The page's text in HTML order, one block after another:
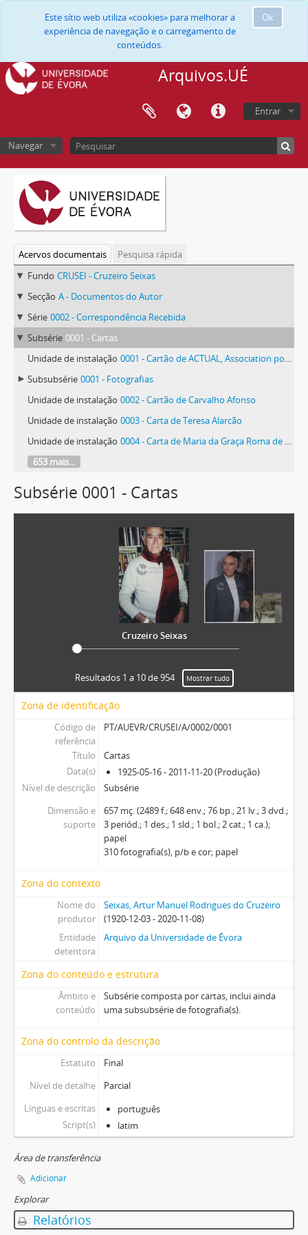
Ok
Este sítio web utiliza «cookies» para melhorar a
experiência de navegação e o carregamento de
conteúdos.
Arquivos.UÉ
Entrar
Navegar
Acervos documentais
Pesquisa rápida
Fundo CRUSEI - Cruzeiro Seixas
Secção A - Documentos do Autor
Série 0002 - Correspondência Recebida
Subsérie 0001 - Cartas
Unidade de instalação 0001 - Cartão de ACTUAL, Association pour la Culture, la Technologie, l'Urbanisme, les Arts et les Lettres
Subsubsérie 0001 - Fotografias
Unidade de instalação 0002 - Cartão de Carvalho Afonso
Unidade de instalação 0003 - Carta de Teresa Alarcão
Unidade de instalação 0004 - Carta de Maria da Graça Roma de Albuquerque
653 mais...
Subsérie 0001 - Cartas
Cruzeiro Seixas
Resultados 1 a 10 de 954 Mostrar tudo
Zona de identificação
Código de
referência
PT/AUEVR/CRUSEI/A/0002/0001
Título
Cartas
Data(s)
1925-05-16 - 2011-11-20 (Produção)
Nível de descrição
Subsérie
Dimensão e
suporte
657 mç. (2489 f.; 648 env.; 76 bp.; 21 lv.; 3 dvd.;
3 periód.; 1 des.; 1 sld.; 1 bol.; 2 cat.; 1 ca.);
papel
310 fotografia(s), p/b e cor; papel
Zona do contexto
Nome do
produtor
Seixas, Artur Manuel Rodrigues do Cruzeiro
(1920-12-03 - 2020-11-08)
Entidade
detentora
Arquivo da Universidade de Évora
Zona do conteúdo e estrutura
Âmbito e
conteúdo
Subsérie composta por cartas, inclui ainda
uma subsubsérie de fotografia(s).
Zona do controlo da descrição
Estatuto
Final
Nível de detalhe
Parcial
Línguas e escritas
português
Script(s)
latim
Área de transferência
Adicionar
Explorar
Relatórios